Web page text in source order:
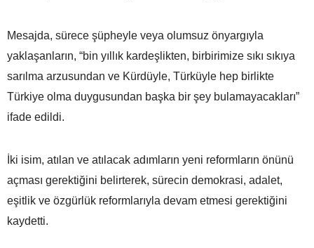
Mesajda, sürece şüpheyle veya olumsuz önyargıyla
yaklaşanların, “bin yıllık kardeşlikten, birbirimize sıkı sıkıya
sarılma arzusundan ve Kürdüyle, Türküyle hep birlikte
Türkiye olma duygusundan başka bir şey bulamayacakları”
ifade edildi.
İki isim, atılan ve atılacak adımların yeni reformların önünü
açması gerektiğini belirterek, sürecin demokrasi, adalet,
eşitlik ve özgürlük reformlarıyla devam etmesi gerektiğini
kaydetti.